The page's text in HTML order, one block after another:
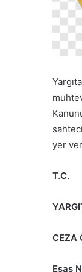
yer
T.C.
CEZA